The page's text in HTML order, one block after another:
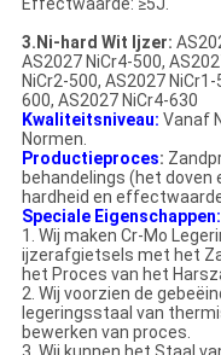
Effectwaarde: ≥5J.
3.Ni-hard Wit Ijzer:
AS2027 NiCr4-500,
NiCr2-500, AS2027
600, AS2027 NiCr4-630
Kwaliteitsniveau: Vanaf
Normen.
Productieproces:
behandelings (het doven
hardheid en
Speciale Eigenschappen:
1. Wij maken Cr-Mo
ijzerafgietsels met het
het Proces van het
2. Wij voorzien de
legeringsstaal van
bewerken van proces.